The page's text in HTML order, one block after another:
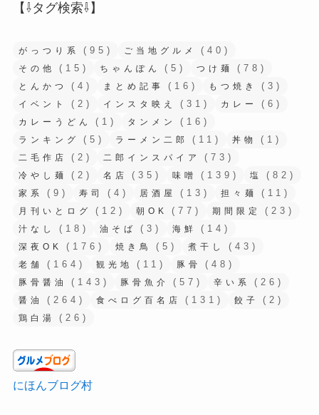
【⇩タグ検索⇩】
がっつり系 (95) ご当地グルメ (40)
その他 (15) ちゃんぽん (5) つけ麺 (78)
とんかつ (4) まとめ記事 (16) もつ焼き (3)
イベント (2) インスタ映え (31) カレー (6)
カレーうどん (1) タンメン (16)
ランキング (5) ラーメン二郎 (11) 丼物 (1)
二毛作店 (2) 二郎インスパイア (73)
冷やし麺 (2) 名店 (35) 味噌 (139) 塩 (82)
家系 (9) 寿司 (4) 居酒屋 (13) 担々麺 (11)
月刊いとログ (12) 朝OK (77) 期間限定 (23)
汁なし (18) 油そば (3) 海鮮 (14)
深夜OK (176) 焼き鳥 (5) 煮干し (43)
老舗 (164) 観光地 (11) 豚骨 (48)
豚骨醤油 (143) 豚骨魚介 (57) 辛い系 (26)
醤油 (264) 食べログ百名店 (131) 餃子 (2)
鶏白湯 (26)
にほんブログ村